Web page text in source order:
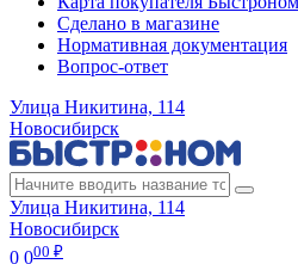
Сделано в магазине
Нормативная документация
Вопрос-ответ
Улица Никитина, 114
Новосибирск
Улица Никитина, 114
Новосибирск
0 000 ₽